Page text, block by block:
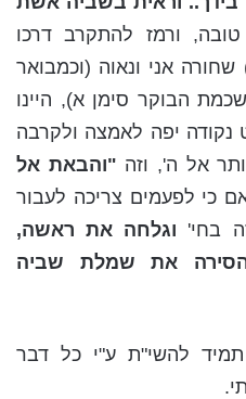
טובה, ורמז להתקרב דרכו
אני ונאוה (וכמבואר
הבוקר סימן א), היינו
נקודה יפה לאמצה ולקרבה
אל ה', וזה "והבאת אל
כי לפעמים צריכה לעבור
בחי' וגלחה את ראשה,
את שמלת שביה
תמיד להשי"ת ע"י כל דבר